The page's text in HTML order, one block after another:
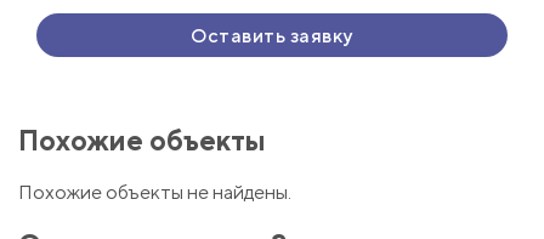
Оставить заявку
Похожие объекты
Похожие объекты не найдены.